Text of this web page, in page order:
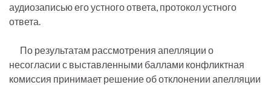
аудиозаписью его устного ответа, протокол устного
ответа.
По результатам рассмотрения апелляции о
несогласии с выставленными баллами конфликтная
комиссия принимает решение об отклонении апелляции